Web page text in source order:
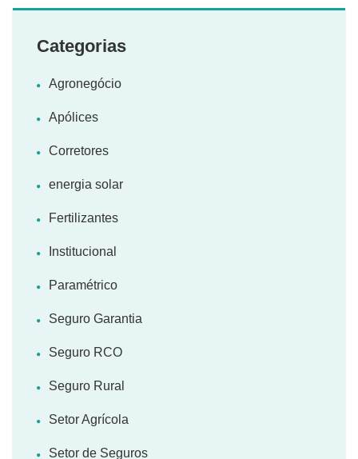
Categorias
Agronegócio
Apólices
Corretores
energia solar
Fertilizantes
Institucional
Paramétrico
Seguro Garantia
Seguro RCO
Seguro Rural
Setor Agrícola
Setor de Seguros